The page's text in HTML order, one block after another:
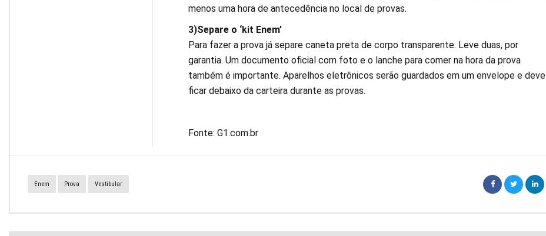
menos uma hora de antecedência no local de provas.
3)Separe o ‘kit Enem’
Para fazer a prova já separe caneta preta de corpo transparente. Leve duas, por
garantia. Um documento oficial com foto e o lanche para comer na hora da prova
também é importante. Aparelhos eletrônicos serão guardados em um envelope e deve
ficar debaixo da carteira durante as provas.
Fonte: G1.com.br
Enem Prova Vestibular